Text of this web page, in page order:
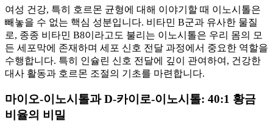
여성 건강, 특히 호르몬 균형에 대해 이야기할 때 이노시톨은
빼놓을 수 없는 핵심 성분입니다. 비타민 B군과 유사한 물질
로, 종종 비타민 B8이라고도 불리는 이노시톨은 우리 몸의 모
든 세포막에 존재하며 세포 신호 전달 과정에서 중요한 역할을
수행합니다. 특히 인슐린 신호 전달에 깊이 관여하여, 건강한
대사 활동과 호르몬 조절의 기초를 마련합니다.
마이오-이노시톨과 D-카이로-이노시톨: 40:1 황금
비율의 비밀